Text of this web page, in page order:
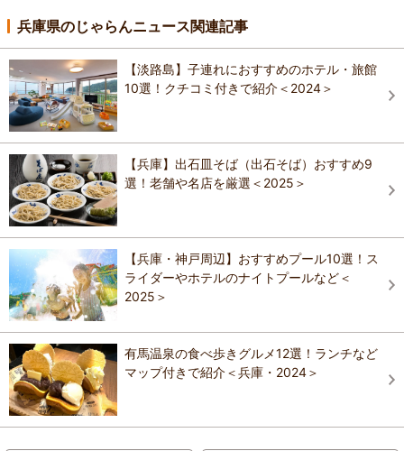
兵庫県のじゃらんニュース関連記事
【淡路島】子連れにおすすめのホテル・旅館
10選！クチコミ付きで紹介＜2024＞
【兵庫】出石皿そば（出石そば）おすすめ9
選！老舗や名店を厳選＜2025＞
【兵庫・神戸周辺】おすすめプール10選！ス
ライダーやホテルのナイトプールなど＜
2025＞
有馬温泉の食べ歩きグルメ12選！ランチなど
マップ付きで紹介＜兵庫・2024＞